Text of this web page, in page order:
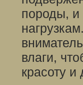
породы, и
влаги,
красоту и